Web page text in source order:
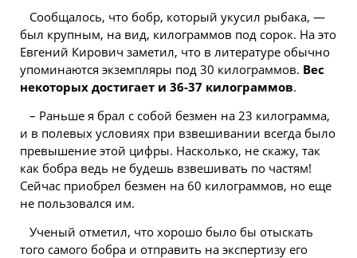
Сообщалось, что бобр, который укусил рыбака, —
был крупным, на вид, килограммов под сорок. На это
Евгений Кирович заметил, что в литературе обычно
упоминаются экземпляры под 30 килограммов. Вес
некоторых достигает и 36-37 килограммов.
– Раньше я брал с собой безмен на 23 килограмма,
и в полевых условиях при взвешивании всегда было
превышение этой цифры. Насколько, не скажу, так
как бобра ведь не будешь взвешивать по частям!
Сейчас приобрел безмен на 60 килограммов, но еще
не пользовался им.
Ученый отметил, что хорошо было бы отыскать
того самого бобра и отправить на экспертизу его